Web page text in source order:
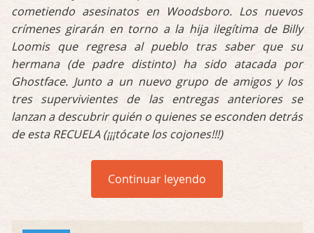
cometiendo asesinatos en Woodsboro. Los nuevos
crímenes girarán en torno a la hija ilegítima de Billy
Loomis que regresa al pueblo tras saber que su
hermana (de padre distinto) ha sido atacada por
Ghostface. Junto a un nuevo grupo de amigos y los
tres supervivientes de las entregas anteriores se
lanzan a descubrir quién o quienes se esconden detrás
de esta RECUELA (¡¡¡tócate los cojones!!!)
Continuar leyendo